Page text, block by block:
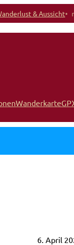
& Aussicht
Wanderkarte
6. April